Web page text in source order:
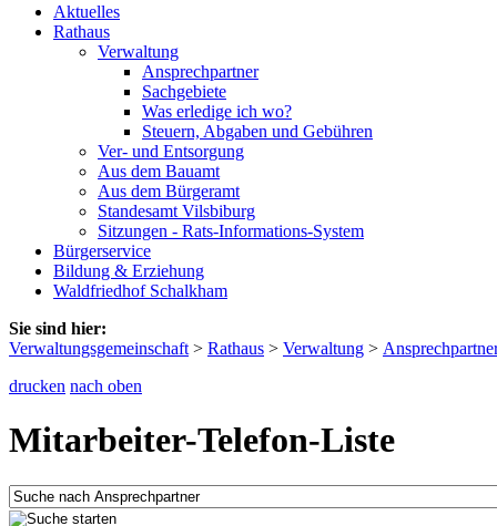
Aktuelles
Rathaus
Verwaltung
Ansprechpartner
Sachgebiete
Was erledige ich wo?
Steuern, Abgaben und Gebühren
Ver- und Entsorgung
Aus dem Bauamt
Aus dem Bürgeramt
Standesamt Vilsbiburg
Sitzungen - Rats-Informations-System
Bürgerservice
Bildung & Erziehung
Waldfriedhof Schalkham
Sie sind hier:
Verwaltungsgemeinschaft > Rathaus > Verwaltung >
drucken nach oben
Mitarbeiter-Telefon-Liste